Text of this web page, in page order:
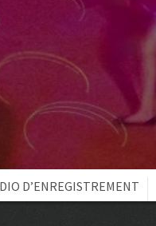
D’ENREGISTREMENT